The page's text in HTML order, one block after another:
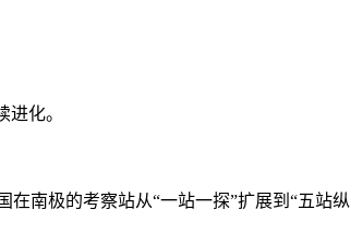
化。
极的考察站从“一站一探”扩展到“五站纵